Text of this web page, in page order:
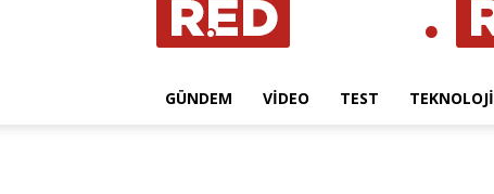
GÜNDEM VIDEO TEST TEKNOLOJI